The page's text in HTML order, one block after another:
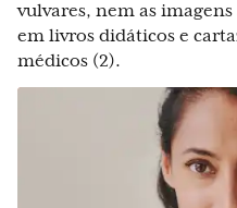
vulvares, nem as
em livros didáticos e
médicos (2).